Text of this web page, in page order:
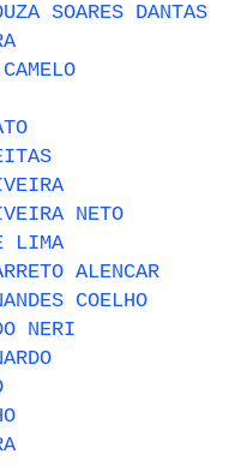
SOARES DANTAS
NETO
LIMA
ALENCAR
COELHO
NERI